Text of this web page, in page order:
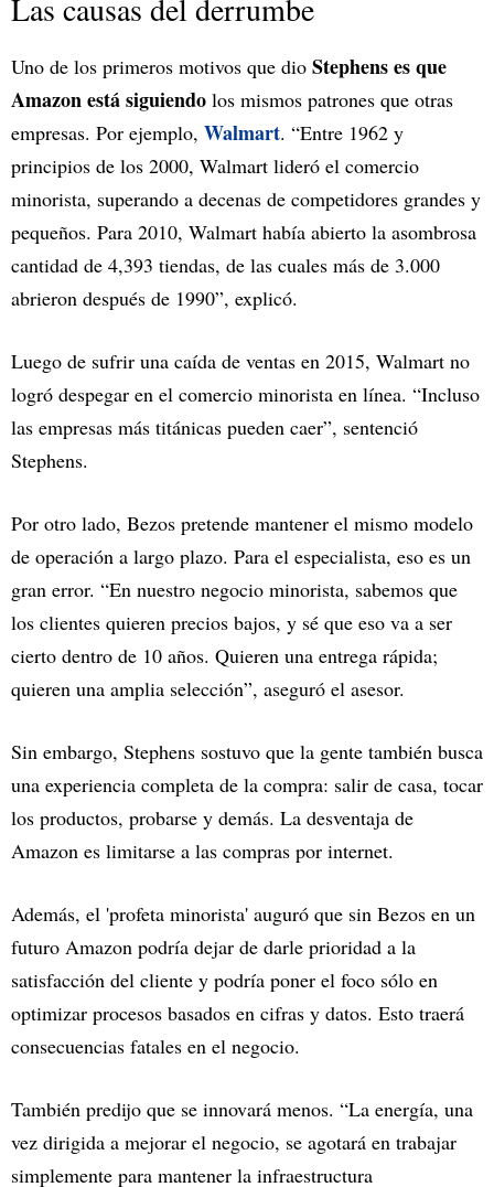
Las causas del derrumbe
Uno de los primeros motivos que dio Stephens es que
Amazon está siguiendo los mismos patrones que otras
empresas. Por ejemplo, Walmart. “Entre 1962 y
principios de los 2000, Walmart lideró el comercio
minorista, superando a decenas de competidores grandes y
pequeños. Para 2010, Walmart había abierto la asombrosa
cantidad de 4,393 tiendas, de las cuales más de 3.000
abrieron después de 1990”, explicó.
Luego de sufrir una caída de ventas en 2015, Walmart no
logró despegar en el comercio minorista en línea. “Incluso
las empresas más titánicas pueden caer”, sentenció
Stephens.
Por otro lado, Bezos pretende mantener el mismo modelo
de operación a largo plazo. Para el especialista, eso es un
gran error. “En nuestro negocio minorista, sabemos que
los clientes quieren precios bajos, y sé que eso va a ser
cierto dentro de 10 años. Quieren una entrega rápida;
quieren una amplia selección”, aseguró el asesor.
Sin embargo, Stephens sostuvo que la gente también busca
una experiencia completa de la compra: salir de casa, tocar
los productos, probarse y demás. La desventaja de
Amazon es limitarse a las compras por internet.
Además, el 'profeta minorista' auguró que sin Bezos en un
futuro Amazon podría dejar de darle prioridad a la
satisfacción del cliente y podría poner el foco sólo en
optimizar procesos basados en cifras y datos. Esto traerá
consecuencias fatales en el negocio.
También predijo que se innovará menos. “La energía, una
vez dirigida a mejorar el negocio, se agotará en trabajar
simplemente para mantener la infraestructura